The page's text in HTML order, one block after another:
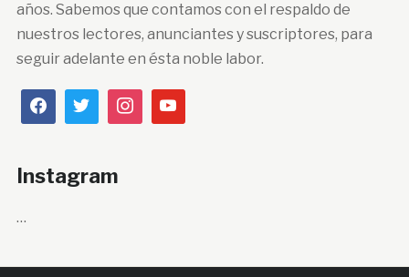
años. Sabemos que contamos con el respaldo de
nuestros lectores, anunciantes y suscriptores, para
seguir adelante en ésta noble labor.
Instagram
…